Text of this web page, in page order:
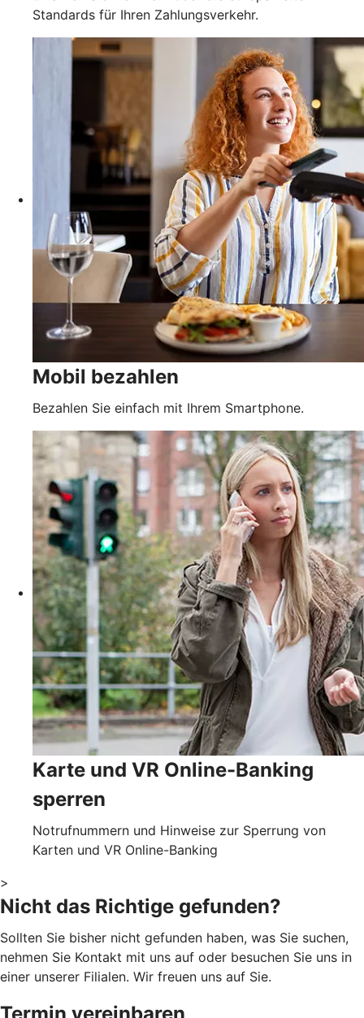
Standards für Ihren Zahlungsverkehr.
Mobil bezahlen
Bezahlen Sie einfach mit Ihrem Smartphone.
Karte und VR Online-Banking
sperren
Notrufnummern und Hinweise zur Sperrung von
Karten und VR Online-Banking
>
Nicht das Richtige gefunden?
Sollten Sie bisher nicht gefunden haben, was Sie suchen,
nehmen Sie Kontakt mit uns auf oder besuchen Sie uns in
einer unserer Filialen. Wir freuen uns auf Sie.